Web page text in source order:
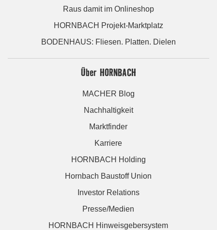
Raus damit im Onlineshop
HORNBACH Projekt-Marktplatz
BODENHAUS: Fliesen. Platten. Dielen
Über HORNBACH
MACHER Blog
Nachhaltigkeit
Marktfinder
Karriere
HORNBACH Holding
Hornbach Baustoff Union
Investor Relations
Presse/Medien
HORNBACH Hinweisgebersystem